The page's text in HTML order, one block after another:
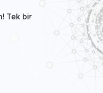
Tek bir